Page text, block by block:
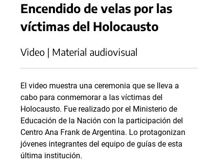
Encendido de velas por las
víctimas del Holocausto
Video | Material audiovisual
El video muestra una ceremonia que se lleva a
cabo para conmemorar a las víctimas del
Holocausto. Fue realizado por el Ministerio de
Educación de la Nación con la participación del
Centro Ana Frank de Argentina. Lo protagonizan
jóvenes integrantes del equipo de guías de esta
última institución.